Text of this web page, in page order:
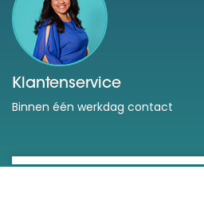
Klantenservice
Binnen één werkdag contact